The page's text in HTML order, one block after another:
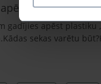
plēvi
gadījies apēst
sekas varētu